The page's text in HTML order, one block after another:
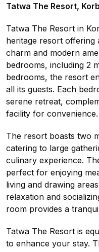
Tatwa The Resort,
Tatwa The Resort in
heritage resort offering
charm and modern
bedrooms, including 2
bedrooms, the resort
all its guests. Each
serene retreat,
facility for convenience.
The resort boasts two
catering to large
culinary experience.
perfect for enjoying
living and drawing
relaxation and
room provides a
Tatwa The Resort is
to enhance your stay.